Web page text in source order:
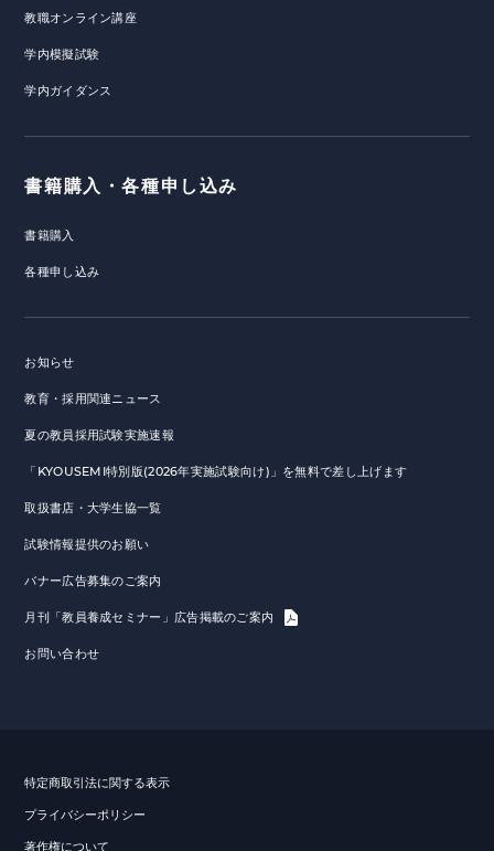
教職オンライン講座
学内模擬試験
学内ガイダンス
書籍購入・各種申し込み
書籍購入
各種申し込み
お知らせ
教育・採用関連ニュース
夏の教員採用試験実施速報
「KYOUSEMI特別版(2026年実施試験向け)」を無料で差し上げます
取扱書店・大学生協一覧
試験情報提供のお願い
バナー広告募集のご案内
月刊「教員養成セミナー」広告掲載のご案内
お問い合わせ
特定商取引法に関する表示
プライバシーポリシー
著作権について